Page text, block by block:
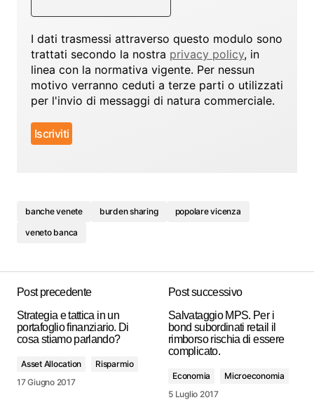
I dati trasmessi attraverso questo modulo sono
trattati secondo la nostra privacy policy, in
linea con la normativa vigente. Per nessun
motivo verranno ceduti a terze parti o utilizzati
per l'invio di messaggi di natura commerciale.
banche venete burden sharing
popolare vicenza
veneto banca
Post precedente
Strategia e tattica in un
portafoglio finanziario. Di
cosa stiamo parlando?
Asset Allocation
Risparmio
17 Giugno 2017
Post successivo
Salvataggio MPS. Per i
bond subordinati retail il
rimborso rischia di essere
complicato.
Economia
Microeconomia
5 Luglio 2017